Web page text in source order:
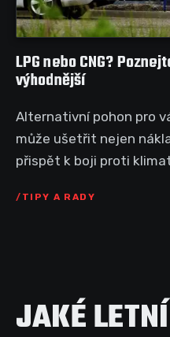
LPG nebo CNG?
výhodnější
Alternativní pohon pro
může ušetřit nejen
přispět k boji proti
TIPY A RADY
JAKÉ